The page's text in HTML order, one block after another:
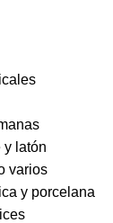
y latón
varios
y porcelana